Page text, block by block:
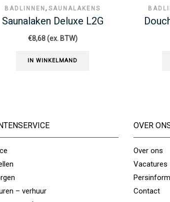
BADLINNEN, DOUCHELAKENS
Douchelaken Deluxe L2G
€5,99(ex. BTW)
IN WINKELMAND
– verhuur
OVER
Over ons
Vacatures
Contact